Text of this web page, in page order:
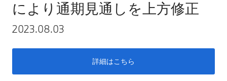
により通期見通しを上方修正
2023.08.03
詳細はこちら